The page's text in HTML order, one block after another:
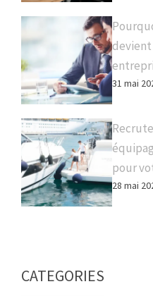
31 mai
pour
28 mai
CATEGORIES